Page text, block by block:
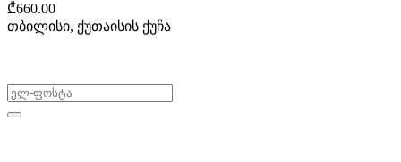
₾660.00
თბილისი, ქუთაისის ქუჩა